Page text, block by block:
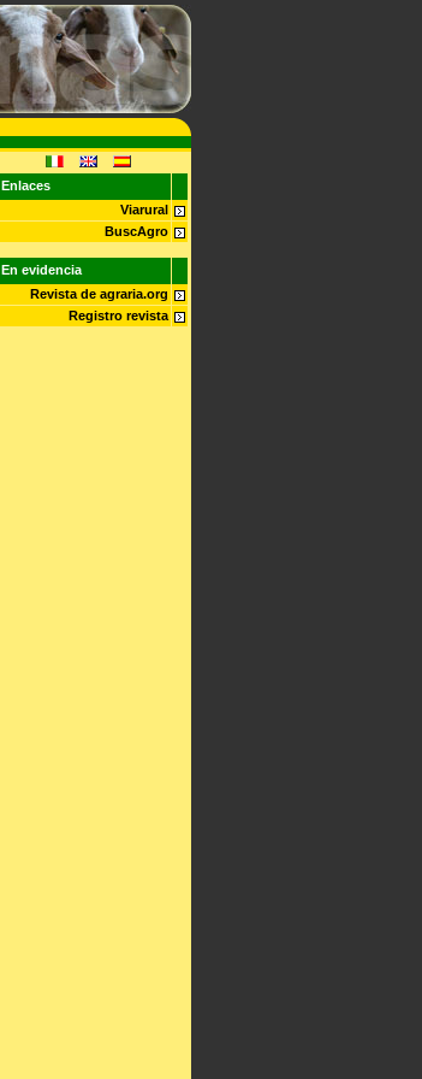
Enlaces
Viarural
BuscAgro
En evidencia
Revista de agraria.org
Registro revista